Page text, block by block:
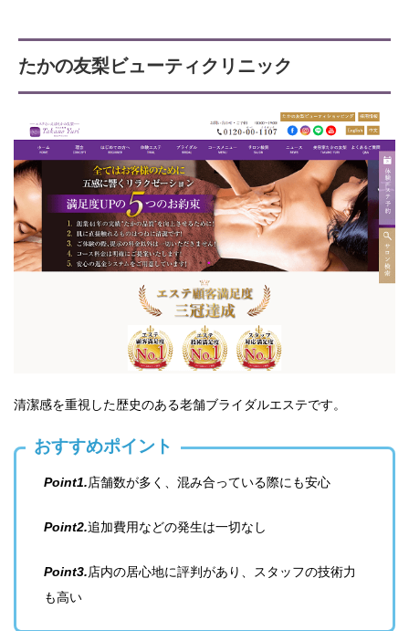
たかの友梨ビューティクリニック
清潔感を重視した歴史のある老舗ブライダルエステです。
おすすめポイント
Point1.店舗数が多く、混み合っている際にも安心
Point2.追加費用などの発生は一切なし
Point3.店内の居心地に評判があり、スタッフの技術力
も高い